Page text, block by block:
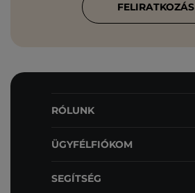
FELIRATKOZÁS
RÓLUNK
ÜGYFÉLFIÓKOM
SEGÍTSÉG